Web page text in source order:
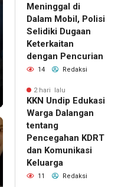
Meninggal di
Dalam Mobil, Polisi
Selidiki Dugaan
Keterkaitan
dengan Pencurian
14 Redaksi
2 hari lalu
KKN Undip Edukasi
Warga Dalangan
tentang
Pencegahan KDRT
dan Komunikasi
Keluarga
11 Redaksi